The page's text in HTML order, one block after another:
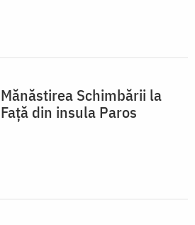
Mănăstirea Schimbării la
Faţă din insula Paros